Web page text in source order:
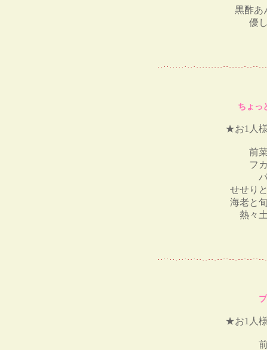
黒酢あ
優
ちょっ
★お1人
前
フ
せせり
海老と
熱々
★お1人